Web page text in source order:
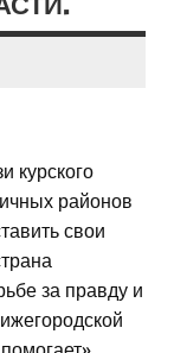
курского
районов
свои
за правду и